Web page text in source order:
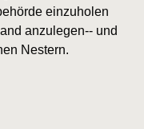
einzuholen
anzulegen-- und
Nestern.